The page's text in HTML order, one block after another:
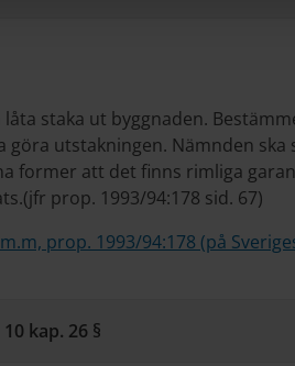
staka ut byggnaden.
göra utstakningen. Nämnden ska
former att det finns rimliga
prop. 1993/94:178 sid. 67)
prop. 1993/94:178 (på
kap. 26 §